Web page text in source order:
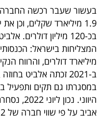
בעשור שעבר רכשה
1.9 מיליארד שקלים, וכן את יוניברסל
בכ-120 מיליון
במסגרתו גם תקים ותפעיל
היווני.
אביב על פי שווי חברה של 30.2 מיליארד שקלים.